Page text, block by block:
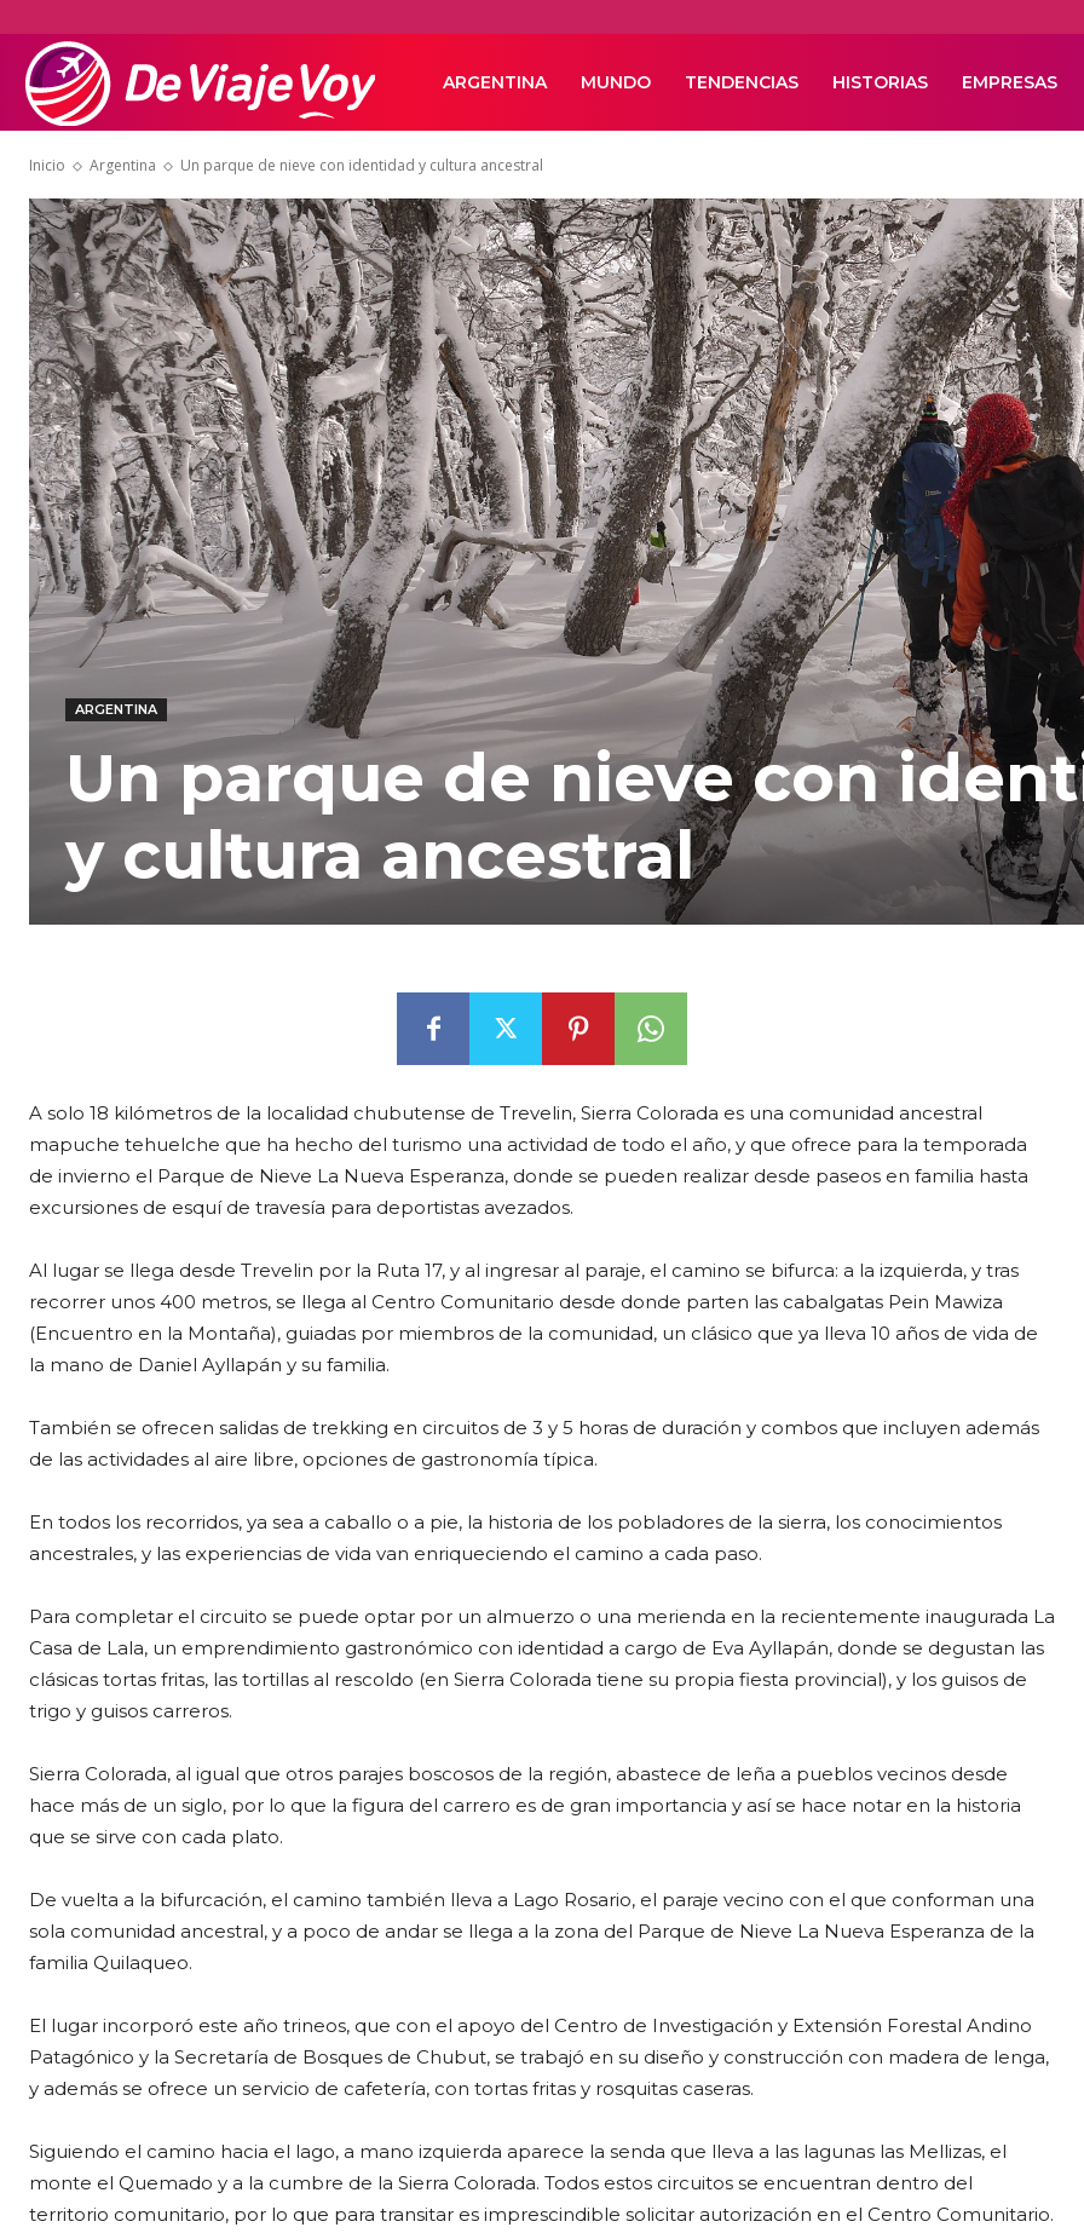
De
Viaje
Voy
ARGENTINA MUNDO TENDENCIAS HISTORIAS EMPRESAS
Inicio Argentina Un parque de nieve con identidad y cultura ancestral
ARGENTINA
Un parque de nieve con
y cultura ancestral
A solo 18 kilómetros de la localidad chubutense de Trevelin, Sierra Colorada es una comunidad ancestral
mapuche tehuelche que ha hecho del turismo una actividad de todo el año, y que ofrece para la temporada
de invierno el Parque de Nieve La Nueva Esperanza, donde se pueden realizar desde paseos en familia hasta
excursiones de esquí de travesía para deportistas avezados.
Al lugar se llega desde Trevelin por la Ruta 17, y al ingresar al paraje, el camino se bifurca: a la izquierda, y tras
recorrer unos 400 metros, se llega al Centro Comunitario desde donde parten las cabalgatas Pein Mawiza
(Encuentro en la Montaña), guiadas por miembros de la comunidad, un clásico que ya lleva 10 años de vida de
la mano de Daniel Ayllapán y su familia.
También se ofrecen salidas de trekking en circuitos de 3 y 5 horas de duración y combos que incluyen además
de las actividades al aire libre, opciones de gastronomía típica.
En todos los recorridos, ya sea a caballo o a pie, la historia de los pobladores de la sierra, los conocimientos
ancestrales, y las experiencias de vida van enriqueciendo el camino a cada paso.
Para completar el circuito se puede optar por un almuerzo o una merienda en la recientemente inaugurada La
Casa de Lala, un emprendimiento gastronómico con identidad a cargo de Eva Ayllapán, donde se degustan las
clásicas tortas fritas, las tortillas al rescoldo (en Sierra Colorada tiene su propia fiesta provincial), y los guisos de
trigo y guisos carreros.
Sierra Colorada, al igual que otros parajes boscosos de la región, abastece de leña a pueblos vecinos desde
hace más de un siglo, por lo que la figura del carrero es de gran importancia y así se hace notar en la historia
que se sirve con cada plato.
De vuelta a la bifurcación, el camino también lleva a Lago Rosario, el paraje vecino con el que conforman una
sola comunidad ancestral, y a poco de andar se llega a la zona del Parque de Nieve La Nueva Esperanza de la
familia Quilaqueo.
El lugar incorporó este año trineos, que con el apoyo del Centro de Investigación y Extensión Forestal Andino
Patagónico y la Secretaría de Bosques de Chubut, se trabajó en su diseño y construcción con madera de lenga,
y además se ofrece un servicio de cafetería, con tortas fritas y rosquitas caseras.
Siguiendo el camino hacia el lago, a mano izquierda aparece la senda que lleva a las lagunas las Mellizas, el
monte el Quemado y a la cumbre de la Sierra Colorada. Todos estos circuitos se encuentran dentro del
territorio comunitario, por lo que para transitar es imprescindible solicitar autorización en el Centro Comunitario.